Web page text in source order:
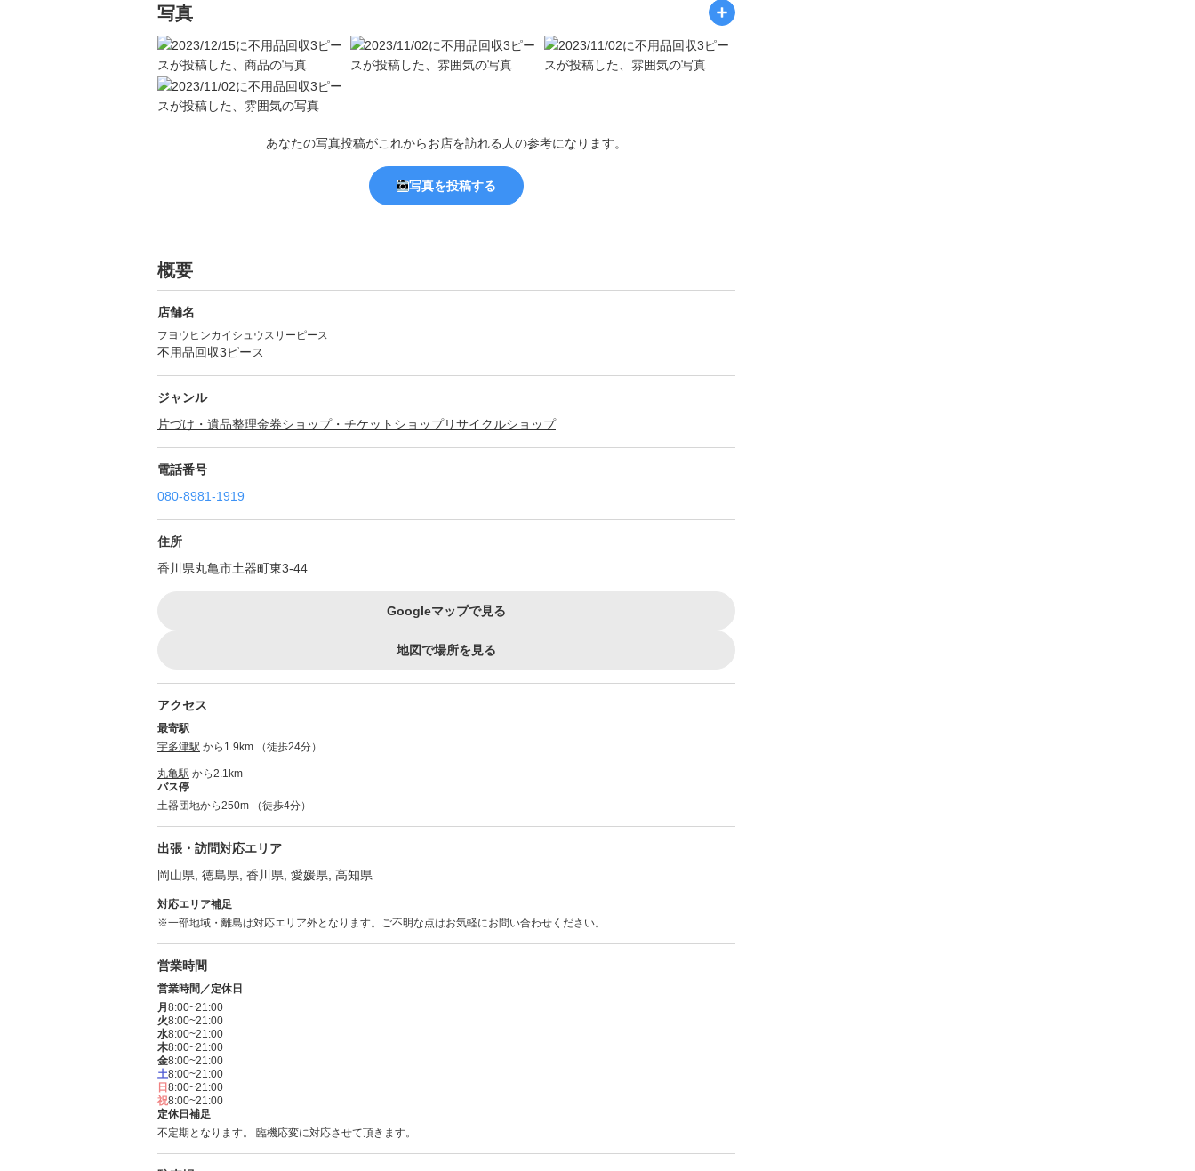
写真
あなたの写真投稿がこれからお店を訪れる人の参考になります。
写真を投稿する
概要
店舗名
フヨウヒンカイシュウスリーピース
不用品回収3ピース
ジャンル
片づけ・遺品整理金券ショップ・チケットショップリサイクルショップ
電話番号
080-8981-1919
住所
香川県丸亀市土器町東3-44
Googleマップで見る
地図で場所を見る
アクセス
最寄駅
宇多津駅 から1.9km （徒歩24分）
丸亀駅 から2.1km
バス停
土器団地から250m （徒歩4分）
出張・訪問対応エリア
岡山県, 徳島県, 香川県, 愛媛県, 高知県
対応エリア補足
※一部地域・離島は対応エリア外となります。ご不明な点はお気軽にお問い合わせください。
営業時間
営業時間／定休日
月 8:00~21:00
火8:00~21:00
水8:00~21:00
木8:00~21:00
金8:00~21:00
土8:00~21:00
日 8:00~21:00
祝8:00~21:00
定休日補足
不定期となります。 臨機応変に対応させて頂きます。